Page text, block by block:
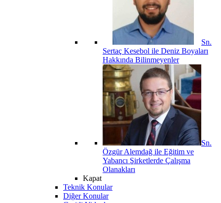
Sn.
Sertaç Kesebol ile Deniz Boyaları
Hakkında Bilinmeyenler
Sn.
Özgür Alemdağ ile Eğitim ve
Yabancı Şirketlerde Çalışma
Olanakları
Kapat
Teknik Konular
Diğer Konular